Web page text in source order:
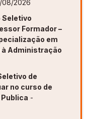
08/2026
Seletivo
Formador –
em
Administração
de
no curso de
-